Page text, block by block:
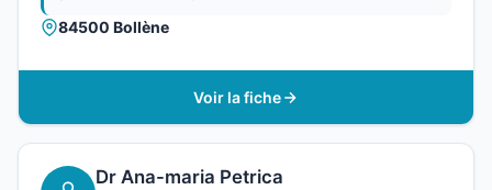
84500 Bollène
Voir la fiche
Dr Ana-maria Petrica